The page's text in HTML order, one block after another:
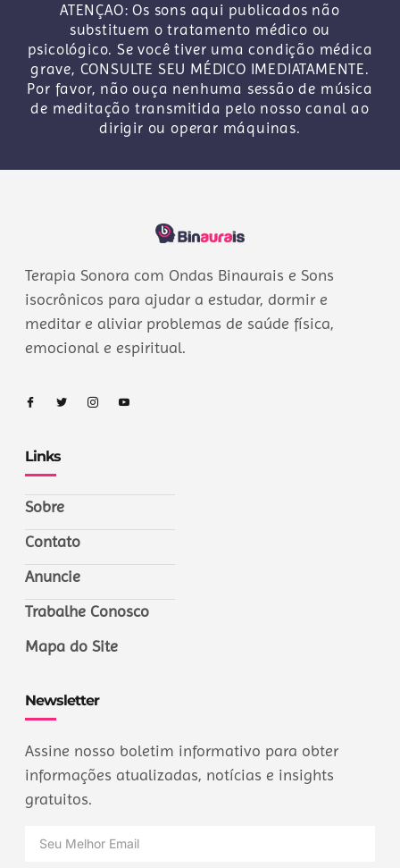
ATENÇAO: Os sons aqui publicados não
substituem o tratamento médico ou
psicológico. Se você tiver uma condição médica
grave, CONSULTE SEU MÉDICO IMEDIATAMENTE.
Por favor, não ouça nenhuma sessão de música
de meditação transmitida pelo nosso canal ao
dirigir ou operar máquinas.
Terapia Sonora com Ondas Binaurais e Sons
isocrônicos para ajudar a estudar, dormir e
meditar e aliviar problemas de saúde física,
emocional e espiritual.
Links
Sobre
Contato
Anuncie
Trabalhe Conosco
Mapa do Site
Newsletter
Assine nosso boletim informativo para obter
informações atualizadas, notícias e insights
gratuitos.